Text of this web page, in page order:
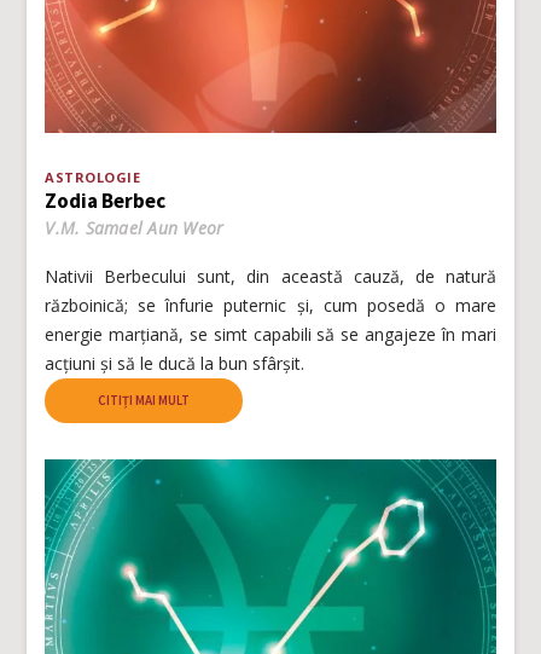
ASTROLOGIE
Zodia Berbec
V.M. Samael Aun Weor
Nativii Berbecului sunt, din această cauză, de natură
războinică; se înfurie puternic și, cum posedă o mare
energie marțiană, se simt capabili să se angajeze în mari
acțiuni și să le ducă la bun sfârșit.
CITIȚI MAI MULT